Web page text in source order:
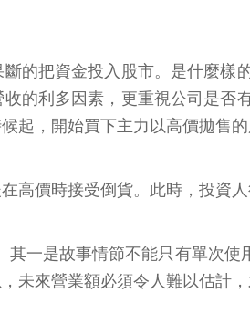
的把資金投入股市。是什麼
的利多因素，更重視公司是
起，開始買下主力以高價拋售的
高價時接受倒貨。此時，投資
一是故事情節不能只有單次
未來營業額必須令人難以估計